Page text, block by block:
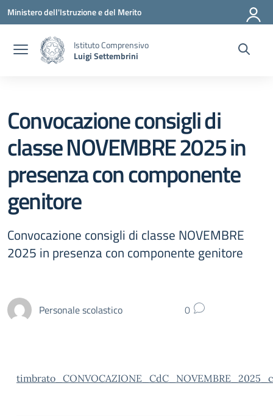
Vai ai contenuti
Vai al menu di navigazione
Vai al footer
Ministero dell'Istruzione e del Merito
Istituto Comprensivo
Luigi Settembrini
Convocazione consigli di
classe NOVEMBRE 2025 in
presenza con componente
genitore
Convocazione consigli di classe NOVEMBRE
2025 in presenza con componente genitore
Personale scolastico 0